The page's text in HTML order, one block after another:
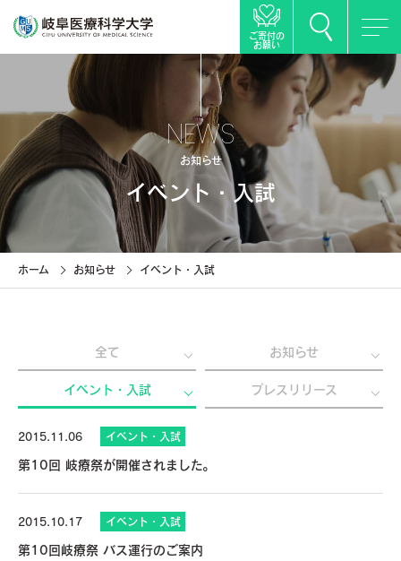
ご寄付の
お願い
NEWS
お知らせ
イベント・入試
ホーム お知らせ イベント・入試
全て お知らせ
イベント・入試 プレスリリース
2015.11.06 イベント・入試
第10回 岐療祭が開催されました。
2015.10.17 イベント・入試
第10回岐療祭 バス運行のご案内